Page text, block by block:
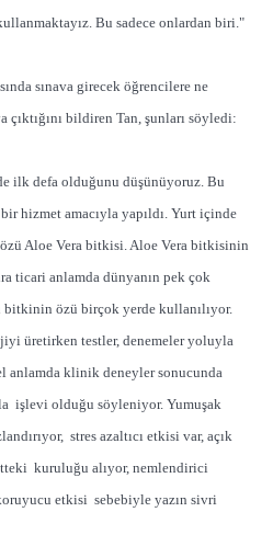
Bu sadece onlardan biri."
sınava girecek öğrencilere ne
bildiren Tan, şunları söyledi:
ilk defa olduğunu düşünüyoruz. Bu
hizmet amacıyla yapıldı. Yurt içinde
Aloe Vera bitkisi. Aloe Vera bitkisinin
ticari anlamda dünyanın pek çok
özü birçok yerde kullanılıyor.
üretirken testler, denemeler yoluyla
anlamda klinik deneyler sonucunda
işlevi olduğu söyleniyor. Yumuşak
stres azaltıcı etkisi var, açık
kuruluğu alıyor, nemlendirici
etkisi sebebiyle yazın sivri